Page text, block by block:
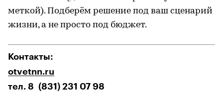
меткой). Подберём решение под ваш сценарий
жизни, а не просто под бюджет.
Контакты:
otvetnn.ru
тел. 8 (831) 231 07 98